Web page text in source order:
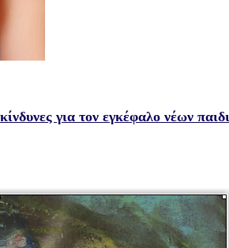
για τον εγκέφαλο νέων